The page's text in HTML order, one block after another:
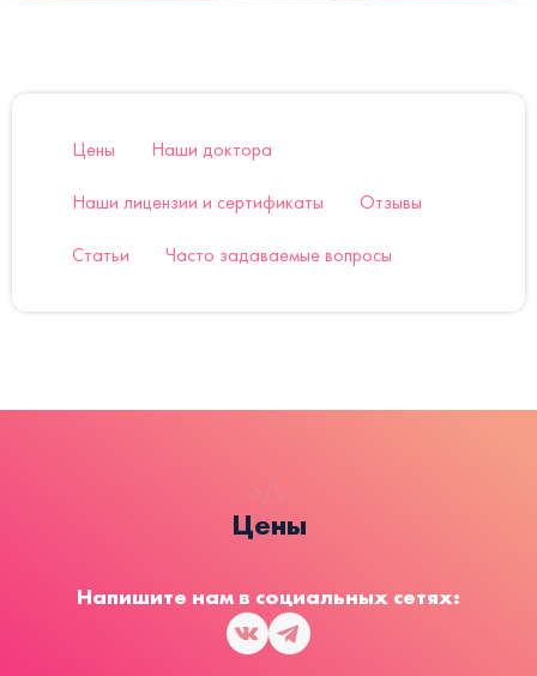
Цены Наши доктора
Наши лицензии и сертификаты Отзывы
Статьи Часто задаваемые вопросы
Цены
Напишите нам в социальных сетях: